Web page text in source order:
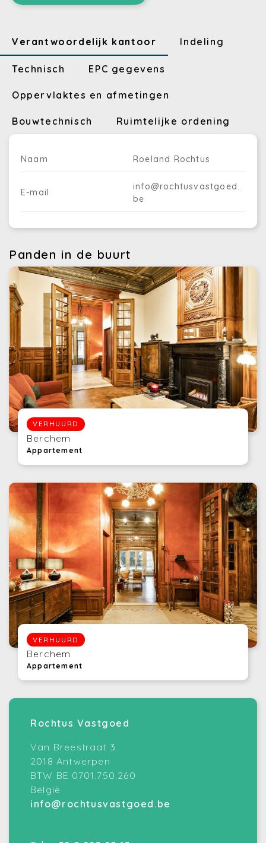
Verantwoordelijk kantoor Indeling
Technisch EPC gegevens
Oppervlaktes en afmetingen
Bouwtechnisch Ruimtelijke ordening
Naam Roeland Rochtus
E-mail
info@rochtusvastgoed.
be
Panden in de buurt
VERHUURD
Berchem
Appartement
VERHUURD
Berchem
Appartement
Rochtus Vastgoed
Van Breestraat 3
2018 Antwerpen
BTW BE 0701.750.260
België
info@rochtusvastgoed.be